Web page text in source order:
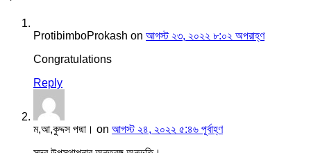
ProtibimboProkash on আগস্ট ২৩, ২০২২ ৮:০২ অপরাহ্ণ
Congratulations
Reply
ম,আ,কুদ্দস পদ্মা। on আগস্ট ২৪, ২০২২ ৫:৪৬ পূর্বাহ্ণ